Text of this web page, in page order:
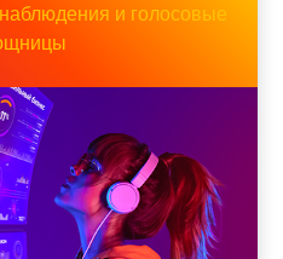
и голосовые